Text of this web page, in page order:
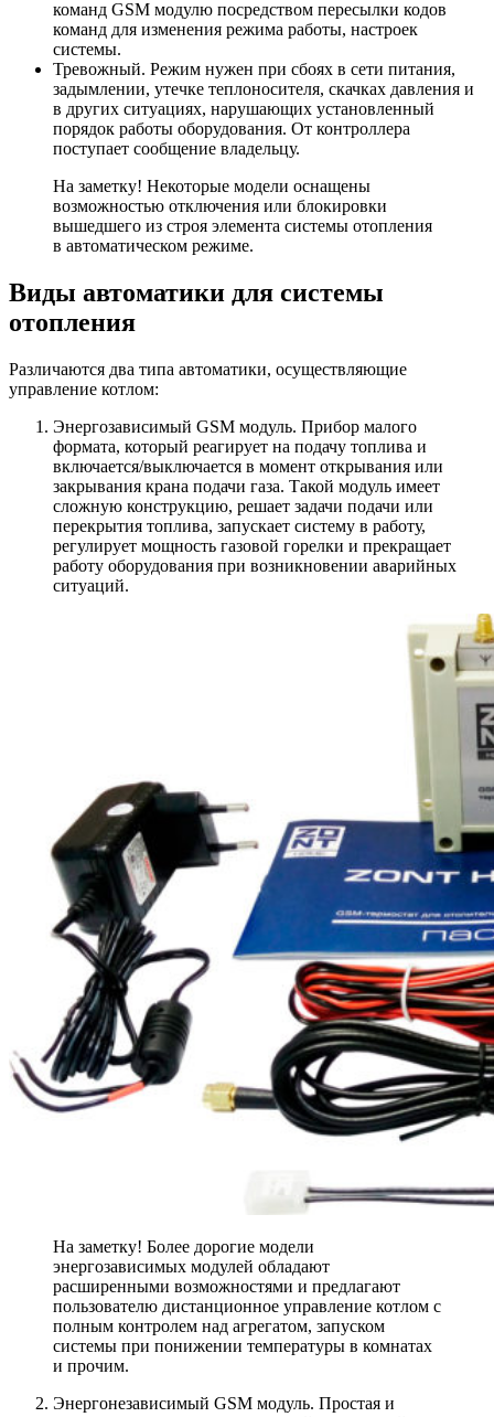
команд GSM модулю посредством пересылки кодов
команд для изменения режима работы, настроек
системы.
Тревожный. Режим нужен при сбоях в сети питания,
задымлении, утечке теплоносителя, скачках давления и
в других ситуациях, нарушающих установленный
порядок работы оборудования. От контроллера
поступает сообщение владельцу.
На заметку! Некоторые модели оснащены
возможностью отключения или блокировки
вышедшего из строя элемента системы отопления
в автоматическом режиме.
Виды автоматики для системы
отопления
Различаются два типа автоматики, осуществляющие
управление котлом:
Энергозависимый GSM модуль. Прибор малого
формата, который реагирует на подачу топлива и
включается/выключается в момент открывания или
закрывания крана подачи газа. Такой модуль имеет
сложную конструкцию, решает задачи подачи или
перекрытия топлива, запускает систему в работу,
регулирует мощность газовой горелки и прекращает
работу оборудования при возникновении аварийных
ситуаций.
На заметку! Более дорогие модели
энергозависимых модулей обладают
расширенными возможностями и предлагают
пользователю дистанционное управление котлом с
полным контролем над агрегатом, запуском
системы при понижении температуры в комнатах
и прочим.
Энергонезависимый GSM модуль. Простая и